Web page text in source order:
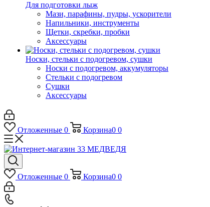
Для подготовки лыж
Мази, парафины, пудры, ускорители
Напильники, инструменты
Щетки, скребки, пробки
Аксессуары
Носки, стельки с подогревом, сушки
Носки с подогревом, аккумуляторы
Стельки с подогревом
Сушки
Аксессуары
Отложенные 0 Корзина0 0
Отложенные 0 Корзина0 0